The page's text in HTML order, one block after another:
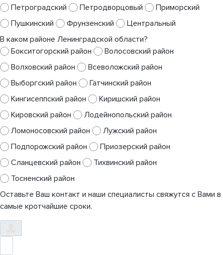
Петроградский
Петродворцовый
Приморский
Пушкинский
Фрунзенский
Центральный
В каком районе Ленинградской области?
Бокситогорский район
Волосовский район
Волховский район
Всеволожский район
Выборгский район
Гатчинский район
Кингисеппский район
Киришский район
Кировский район
Лодейнопольский район
Ломоносовский район
Лужский район
Подпорожский район
Приозерский район
Сланцевский район
Тихвинский район
Тосненский район
Оставьте Ваш контакт и наши специалисты свяжутся с Вами в
самые кротчайшие сроки.